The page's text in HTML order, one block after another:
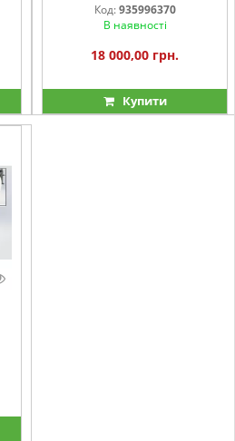
Код: 935996370
В наявності
18 000,00 грн.
Купити